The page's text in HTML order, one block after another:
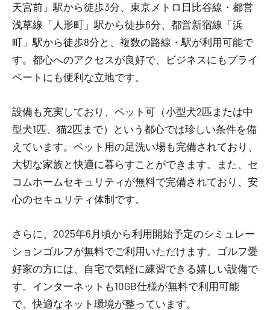
天宮前」駅から徒歩3分、東京メトロ日比谷線・都営
浅草線「人形町」駅から徒歩6分、都営新宿線「浜
町」駅から徒歩8分と、複数の路線・駅が利用可能で
す。都心へのアクセスが良好で、ビジネスにもプライ
ベートにも便利な立地です。
設備も充実しており、ペット可（小型犬2匹または中
型犬1匹、猫2匹まで）という都心では珍しい条件を備
えています。ペット用の足洗い場も完備されており、
大切な家族と快適に暮らすことができます。また、セ
コムホームセキュリティが無料で完備されており、安
心のセキュリティ体制です。
さらに、2025年6月頃から利用開始予定のシミュレー
ションゴルフが無料でご利用いただけます。ゴルフ愛
好家の方には、自宅で気軽に練習できる嬉しい設備で
す。インターネットも10GB仕様が無料で利用可能
で、快適なネット環境が整っています。